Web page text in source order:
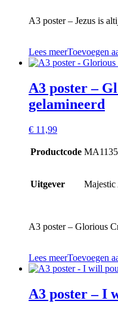
A3 poster – Jezus is
Lees meerToevoegen
A3 poster –
gelamineerd
€ 11,99
Productcode
Uitgever
A3 poster – Glorious
Lees meerToevoegen
A3 poster – I